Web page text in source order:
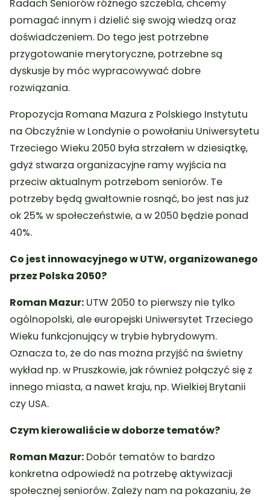
Radach Seniorów różnego szczebla, chcemy
pomagać innym i dzielić się swoją wiedzą oraz
doświadczeniem. Do tego jest potrzebne
przygotowanie merytoryczne, potrzebne są
dyskusje by móc wypracowywać dobre
rozwiązania.
Propozycja Romana Mazura z Polskiego Instytutu
na Obczyźnie w Londynie o powołaniu Uniwersytetu
Trzeciego Wieku 2050 była strzałem w dziesiątkę,
gdyż stwarza organizacyjne ramy wyjścia na
przeciw aktualnym potrzebom seniorów. Te
potrzeby będą gwałtownie rosnąć, bo jest nas już
ok 25% w społeczeństwie, a w 2050 będzie ponad
40%.
Co jest innowacyjnego w UTW, organizowanego
przez Polska 2050?
Roman Mazur: UTW 2050 to pierwszy nie tylko
ogólnopolski, ale europejski Uniwersytet Trzeciego
Wieku funkcjonujący w trybie hybrydowym.
Oznacza to, że do nas można przyjść na świetny
wykład np. w Pruszkowie, jak również połączyć się z
innego miasta, a nawet kraju, np. Wielkiej Brytanii
czy USA.
Czym kierowaliście w doborze tematów?
Roman Mazur: Dobór tematów to bardzo
konkretna odpowiedź na potrzebę aktywizacji
społecznej seniorów. Zależy nam na pokazaniu, że